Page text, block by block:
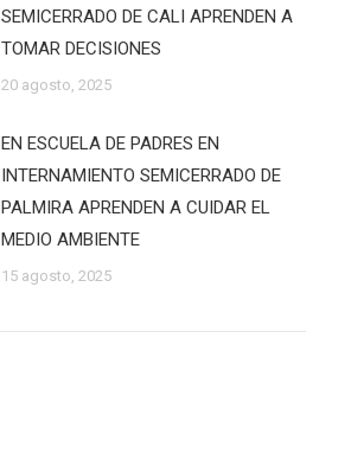
SEMICERRADO DE CALI APRENDEN A
TOMAR DECISIONES
20 agosto, 2025
EN ESCUELA DE PADRES EN
INTERNAMIENTO SEMICERRADO DE
PALMIRA APRENDEN A CUIDAR EL
MEDIO AMBIENTE
15 agosto, 2025